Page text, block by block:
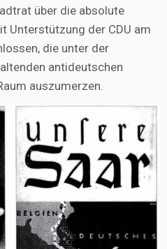
über die absolute
Unterstützung der CDU am
die unter der
antideutschen
auszumerzen.